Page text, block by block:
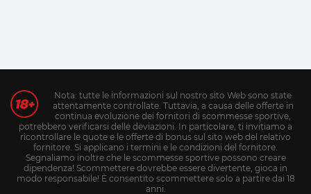
Nota: tutte le informazioni sul nostro sito Web sono state
attentamente controllate. Tuttavia, a causa delle offerte in
continua evoluzione dei fornitori di scommesse sportive,
potrebbero verificarsi delle deviazioni. In particolare, ti invitiamo a
ricontrollare le quote e le offerte di bonus sul sito web del relativo
fornitore. Si applicano i termini e le condizioni del fornitore.
Segnaliamo inoltre che le scommesse sportive possono creare
dipendenza! Scommettere dovrebbe essere divertente, gioca in
modo responsabile! È consentito scommettere solo a partire dai 18
anni.